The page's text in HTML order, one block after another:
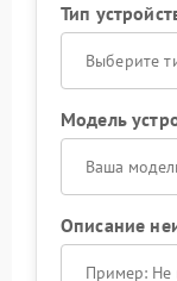
Тип
Выберите
Модель
Описание